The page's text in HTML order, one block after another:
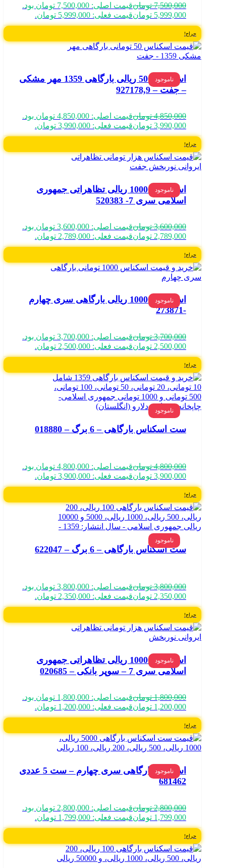
7,500,000 تومانقیمت اصلی: 7,500,000 تومان بود.
5,999,000 تومانقیمت فعلی: 5,999,000 تومان.
حراج!
ناموجود
اسکناس 500 ریالی بارگاهی 1359 مهر مشکی
– جفت – 927178,9
4,850,000 تومانقیمت اصلی: 4,850,000 تومان بود.
3,990,000 تومانقیمت فعلی: 3,990,000 تومان.
حراج!
ناموجود
اسکناس 10000 ریالی تظاهراتی جمهوری
اسلامی سری 7- 520383
3,600,000 تومانقیمت اصلی: 3,600,000 تومان بود.
2,789,000 تومانقیمت فعلی: 2,789,000 تومان.
حراج!
ناموجود
اسکناس 10000 ریالی بارگاهی سری چهارم
-273871
3,700,000 تومانقیمت اصلی: 3,700,000 تومان بود.
2,500,000 تومانقیمت فعلی: 2,500,000 تومان.
حراج!
ناموجود
ست اسکناس بارگاهی – 6 برگ – 018880
4,800,000 تومانقیمت اصلی: 4,800,000 تومان بود.
3,900,000 تومانقیمت فعلی: 3,900,000 تومان.
حراج!
ناموجود
ست اسکناس بارگاهی – 6 برگ – 622047
3,800,000 تومانقیمت اصلی: 3,800,000 تومان بود.
2,350,000 تومانقیمت فعلی: 2,350,000 تومان.
حراج!
ناموجود
اسکناس 10000 ریالی تظاهراتی جمهوری
اسلامی سری 7 – سوپر بانکی – 020685
1,800,000 تومانقیمت اصلی: 1,800,000 تومان بود.
1,200,000 تومانقیمت فعلی: 1,200,000 تومان.
حراج!
ناموجود
اسکناس بارگاهی سری چهارم – ست 5 عددی
681462
2,800,000 تومانقیمت اصلی: 2,800,000 تومان بود.
1,799,000 تومانقیمت فعلی: 1,799,000 تومان.
حراج!